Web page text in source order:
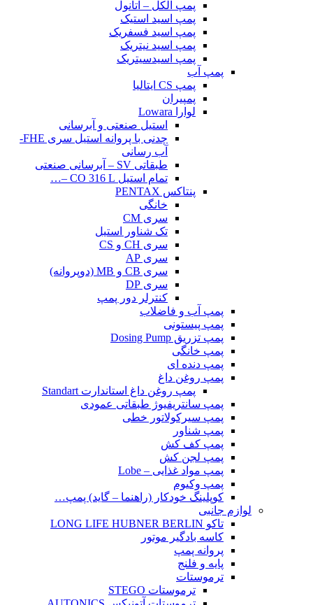
پمپ الکل – اتانول
پمپ اسید استیک
پمپ اسید فسفریک
پمپ اسید نیتریک
پمپ اسیدسیتریک
پمپ آب
پمپ CS ایتالیا
پمپیران
لوارا Lowara
استیل صنعتی و آبرسانی
چدنی با پروانه استیل سری FHE-
آب رسانی
طبقاتی SV – آبرسانی صنعتی
تمام استیل CO 316 L –…
پنتاکس PENTAX
خانگی
سری CM
تک شناور استیل
سری CH و CS
سری AP
سری CB و MB (دوپروانه)
سری DP
کنترلر دور پمپ
پمپ آب و فاضلاب
پمپ پیستونی
پمپ تزریق Dosing Pump
پمپ خانگی
پمپ دنده ای
پمپ روغن داغ
پمپ روغن داغ استاندارت Standart
پمپ سانتریفیوژ طبقاتی عمودی
پمپ سیرکولاتور خطی
پمپ شناور
پمپ کف کش
پمپ لجن کش
پمپ مواد غذایی – Lobe
پمپ وکیوم
کوپلینگ خودکار (راهنما – گاید) پمپ…
لوازم جانبی
تاکو LONG LIFE HUBNER BERLIN
کاسه بادگیر موتور
پروانه پمپ
پایه و فلنج
ترموستات
ترموستات STEGO